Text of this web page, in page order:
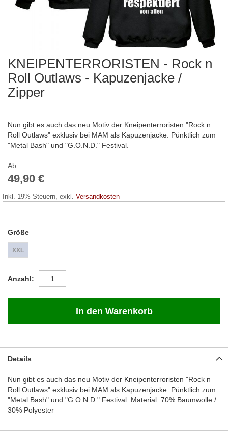
KNEIPENTERRORISTEN - Rock n
Roll Outlaws - Kapuzenjacke /
Zipper
Nun gibt es auch das neu Motiv der Kneipenterroristen "Rock n
Roll Outlaws" exklusiv bei MAM als Kapuzenjacke. Pünktlich zum
"Metal Bash" und "G.O.N.D." Festival.
Ab
49,90 €
Inkl. 19% Steuern, exkl. Versandkosten
Größe
XXL
Anzahl
In den Warenkorb
Zum
Anfang
der
Bildergalerie
springen
Details
Nun gibt es auch das neu Motiv der Kneipenterroristen "Rock n
Roll Outlaws" exklusiv bei MAM als Kapuzenjacke. Pünktlich zum
"Metal Bash" und "G.O.N.D." Festival. Material: 70% Baumwolle /
30% Polyester